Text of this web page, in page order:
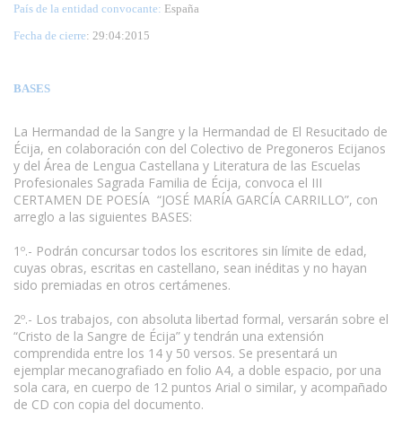
País de la entidad convocante: España
Fecha de cierre: 29:04:2015
BASES
La Hermandad de la Sangre y la Hermandad de El Resucitado de
Écija, en colaboración con del Colectivo de Pregoneros Ecijanos
y del Área de Lengua Castellana y Literatura de las Escuelas
Profesionales Sagrada Familia de Écija, convoca el III
CERTAMEN DE POESÍA “JOSÉ MARÍA GARCÍA CARRILLO”, con
arreglo a las siguientes BASES:
1º.- Podrán concursar todos los escritores sin límite de edad,
cuyas obras, escritas en castellano, sean inéditas y no hayan
sido premiadas en otros certámenes.
2º.- Los trabajos, con absoluta libertad formal, versarán sobre el
“Cristo de la Sangre de Écija” y tendrán una extensión
comprendida entre los 14 y 50 versos. Se presentará un
ejemplar mecanografiado en folio A4, a doble espacio, por una
sola cara, en cuerpo de 12 puntos Arial o similar, y acompañado
de CD con copia del documento.